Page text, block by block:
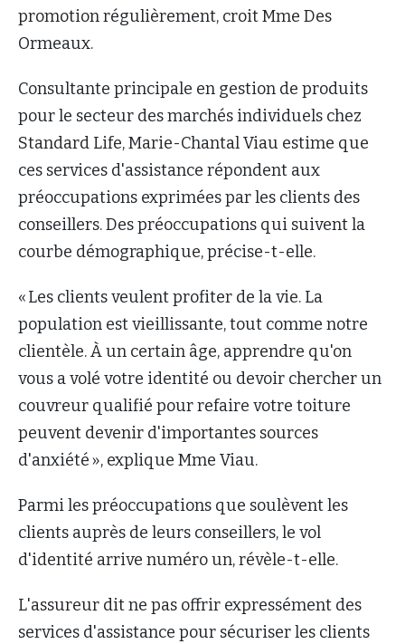
promotion régulièrement, croit Mme Des
Ormeaux.
Consultante principale en gestion de produits
pour le secteur des marchés individuels chez
Standard Life, Marie-Chantal Viau estime que
ces services d'assistance répondent aux
préoccupations exprimées par les clients des
conseillers. Des préoccupations qui suivent la
courbe démographique, précise-t-elle.
« Les clients veulent profiter de la vie. La
population est vieillissante, tout comme notre
clientèle. À un certain âge, apprendre qu'on
vous a volé votre identité ou devoir chercher un
couvreur qualifié pour refaire votre toiture
peuvent devenir d'importantes sources
d'anxiété », explique Mme Viau.
Parmi les préoccupations que soulèvent les
clients auprès de leurs conseillers, le vol
d'identité arrive numéro un, révèle-t-elle.
L'assureur dit ne pas offrir expressément des
services d'assistance pour sécuriser les clients